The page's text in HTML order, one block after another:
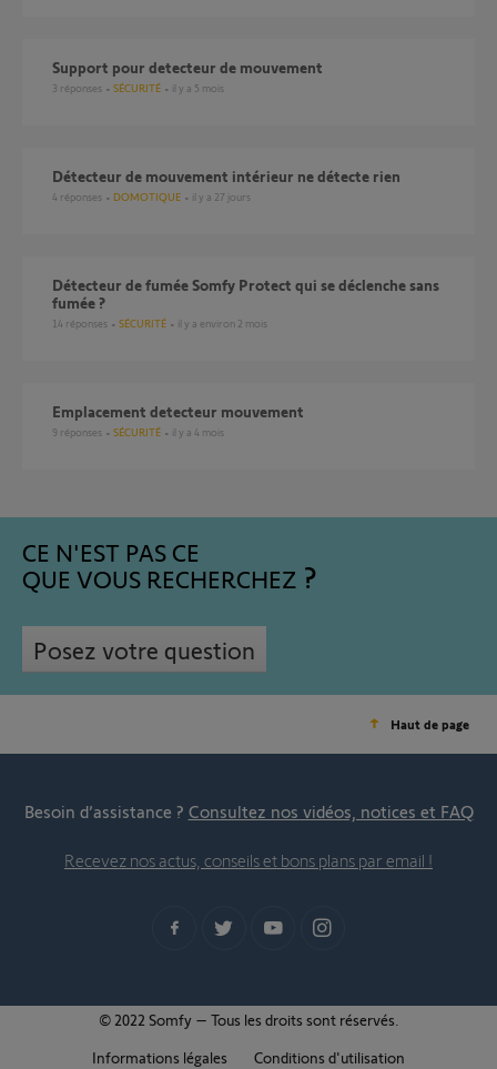
Support pour detecteur de mouvement
3 réponses SÉCURITÉ il y a 5 mois
Détecteur de mouvement intérieur ne détecte rien
4 réponses DOMOTIQUE il y a 27 jours
Détecteur de fumée Somfy Protect qui se déclenche sans
fumée ?
14 réponses SÉCURITÉ il y a environ 2 mois
emplacement detecteur mouvement
9 réponses SÉCURITÉ il y a 4 mois
CE N'EST PAS CE
QUE VOUS RECHERCHEZ
Posez votre question
Haut de page
Besoin d’assistance ? Consultez nos vidéos, notices et FAQ
Recevez nos actus, conseils et bons plans par email !
© 2022 Somfy – Tous les droits sont réservés.
Informations légales
Conditions d'utilisation